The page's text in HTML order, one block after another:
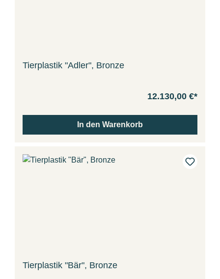
Tierplastik "Adler", Bronze
12.130,00 €*
In den Warenkorb
Tierplastik "Bär", Bronze